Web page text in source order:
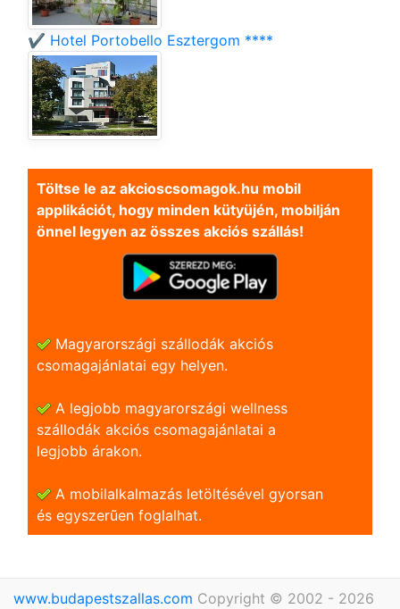
✔️ Hotel Portobello Esztergom ****
Töltse le az akcioscsomagok.hu mobil
applikációt, hogy minden kütyüjén, mobilján
önnel legyen az összes akciós szállás!
Magyarországi szállodák akciós
csomagajánlatai egy helyen.
A legjobb magyarországi wellness
szállodák akciós csomagajánlatai a
legjobb árakon.
A mobilalkalmazás letöltésével gyorsan
és egyszerũen foglalhat.
www.budapestszallas.com Copyright © 2002 - 2026